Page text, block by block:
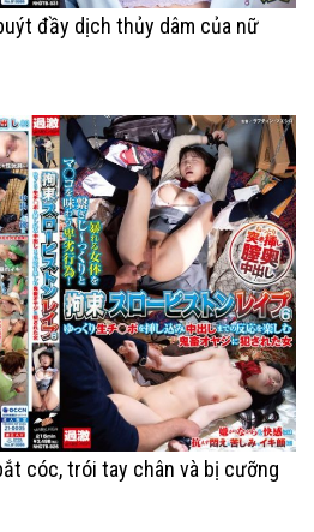
đầy dịch thủy dâm của nữ
cóc, trói tay chân và bị cưỡng